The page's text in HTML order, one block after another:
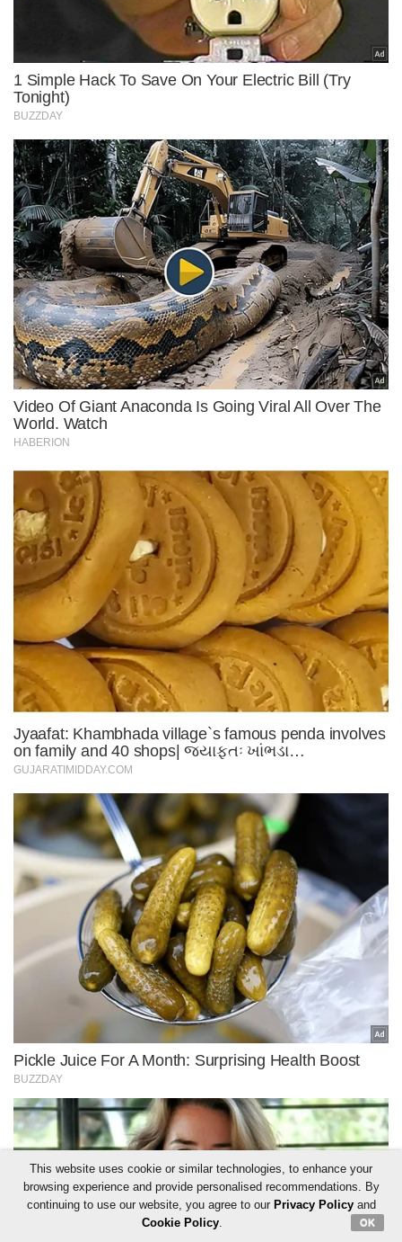
This website uses cookie or similar technologies, to enhance your
browsing experience and provide personalised recommendations. By
continuing to use our website, you agree to our Privacy Policyand
Cookie Policy. OK